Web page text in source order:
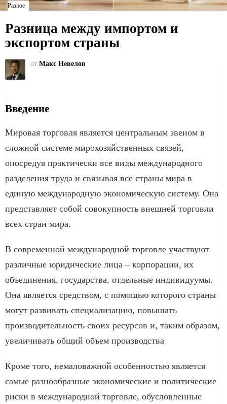
Разное
Разница между импортом и
экспортом страны
от Макс Невелов
Введение
Мировая торговля является центральным звеном в
сложной системе мирохозяйственных связей,
опосредуя практически все виды международного
разделения труда и связывая все страны мира в
единую международную экономическую систему. Она
представляет собой совокупность внешней торговли
всех стран мира.
В современной международной торговле участвуют
различные юридические лица – корпорации, их
объединения, государства, отдельные индивидуумы.
Она является средством, с помощью которого страны
могут развивать специализацию, повышать
производительность своих ресурсов и, таким образом,
увеличивать общий объем производства
Кроме того, немаловажной особенностью является
самые разнообразные экономические и политические
риски в международной торговле, обусловленные